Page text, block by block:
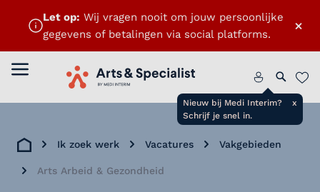
×
Let op: Wij vragen nooit om jouw persoonlijke
gegevens of betalingen via social platforms.
Menu openen
Home
Nieuw bij Medi Interim?
Schrijf je snel in.
x
Zoeken
Home
Ik zoek werk Vacatures Vakgebieden
Arts Arbeid & Gezondheid